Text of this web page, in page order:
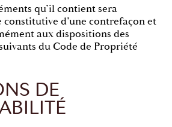
qu’il contient sera
constitutive d’une contrefaçon et
aux dispositions des
du Code de Propriété
DE